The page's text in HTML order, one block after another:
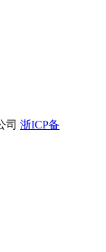
司 浙ICP备